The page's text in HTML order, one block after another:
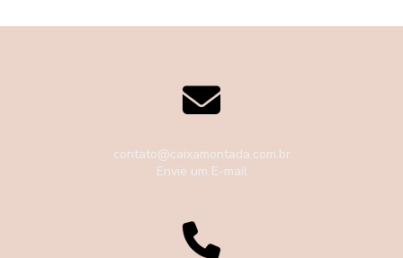
contato@caixamontada.com.br
Envie um E-mail